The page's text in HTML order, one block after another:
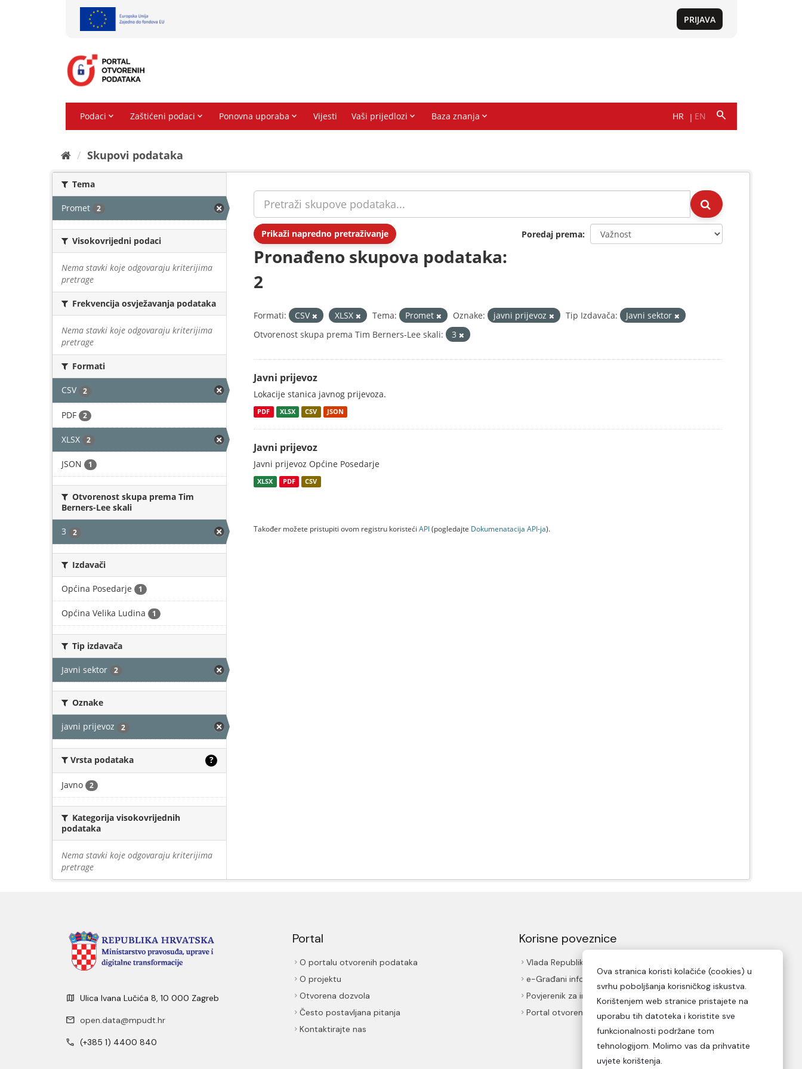
Skupovi podаtаkа
Tema
Promet 2
Visokovrijedni podaci
Nema stavki koje odgovaraju kriterijima
pretrage
Frekvencija osvježavanja podataka
Nema stavki koje odgovaraju kriterijima
pretrage
Formati
CSV 2
PDF 2
XLSX 2
JSON 1
Otvorenost skupa prema Tim
Berners-Lee skali
3 2
Izdavači
Općina Posedarje 1
Općina Velika Ludina 1
Tip izdavača
Javni sektor 2
Oznake
javni prijevoz 2
Vrsta podataka ?
Javno 2
Kategorija visokovrijednih
podataka
Nema stavki koje odgovaraju kriterijima
pretrage
Prikaži napredno pretraživanje Poredaj prema
Pronađeno skupova podataka:
2
Formati: CSV XLSX Tema: Promet Oznake: javni prijevoz Tip Izdavača:
Javni sektor
Otvorenost skupa prema Tim Berners-Lee skali:
3
Javni prijevoz
Lokacije stanica javnog prijevoza.
PDF XLSX CSV JSON
Javni prijevoz
Javni prijevoz Općine Posedarje
XLSX PDF CSV
Također možete pristupiti ovom registru koristeći API(pogledajte Dokumenаtаcijа API-jа).